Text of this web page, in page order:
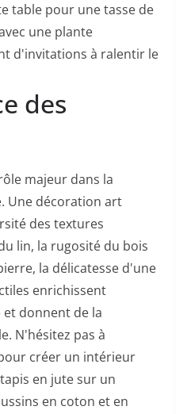
table pour une tasse de
une plante
d'invitations à ralentir le
des
majeur dans la
Une décoration art
des textures
lin, la rugosité du bois
la délicatesse d'une
enrichissent
donnent de la
N'hésitez pas à
créer un intérieur
en jute sur un
en coton et en